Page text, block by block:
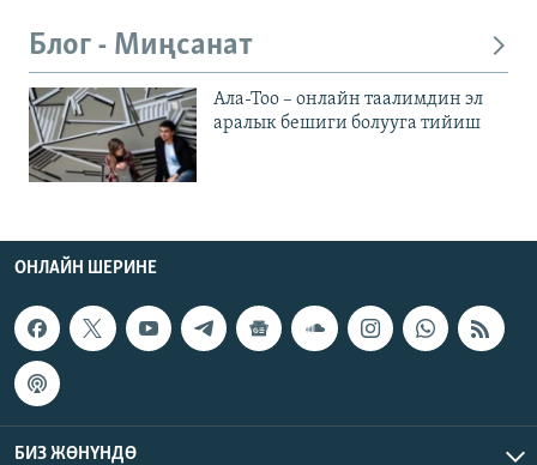
Блог - Миңсанат
Ала-Тоо – онлайн таалимдин эл
аралык бешиги болууга тийиш
ОНЛАЙН ШЕРИНЕ
БИЗ ЖӨНҮНДӨ